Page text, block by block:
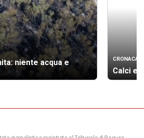
niente acqua e
CRONACA
Calci e